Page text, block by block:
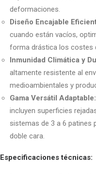
deformaciones.
Diseño Encajable
cuando están vacíos,
forma drástica los costes
Inmunidad Climática y
altamente resistente al
medioambientales y
Gama Versátil Adaptable:
incluyen superficies
sistemas de 3 a 6 patines
doble cara.
Especificaciones técnicas: